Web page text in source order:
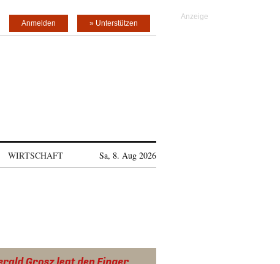
» Unterstützen
Anmelden
WIRTSCHAFT Sa, 8. Aug 2026